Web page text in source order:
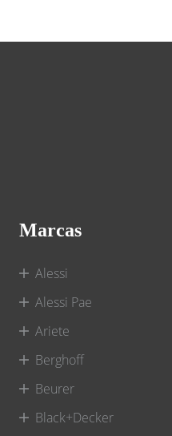
Marcas
Alessi
Alessi Pae
Ariete
Berghoff
Beurer
Black+Decker